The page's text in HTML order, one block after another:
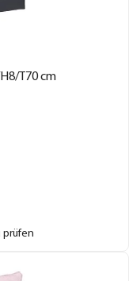
T70 cm
prüfen